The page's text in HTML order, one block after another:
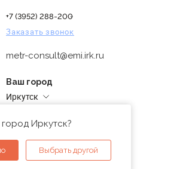
+7 (3952) 288-200
Заказать звонок
metr-consult@emi.irk.ru
Ваш город
Иркутск
Иркутск?
Выбрать другой